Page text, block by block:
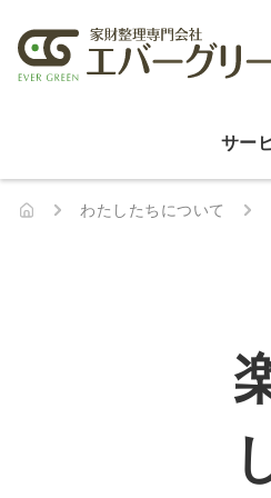
サー
わたしたちについて